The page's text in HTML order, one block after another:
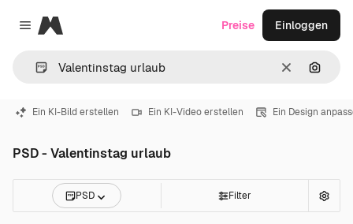
Close menu
Magnific
LöschenNach
Preise Einloggen
Ein KI-Bild erstellen Ein KI-Video erstellen Ein Design
PSD - Valentinstag urlaub
PSD Filter